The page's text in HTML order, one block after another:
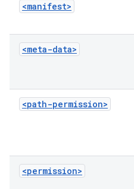
<manifest>
<meta-data>
<path-permission>
<permission>